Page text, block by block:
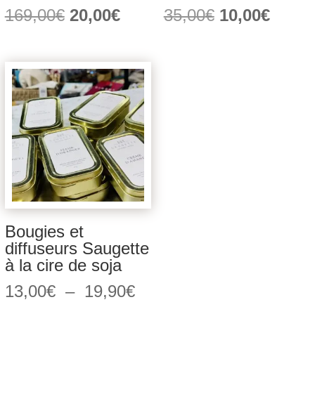
169,00€ Le
était :
169,00€.
20,00€Le
est :
20,00€.
35,00€ Le
10,00€Le
Bougies et
diffuseurs Saugette
à la cire de soja
13,00€ – 19,90€Plage